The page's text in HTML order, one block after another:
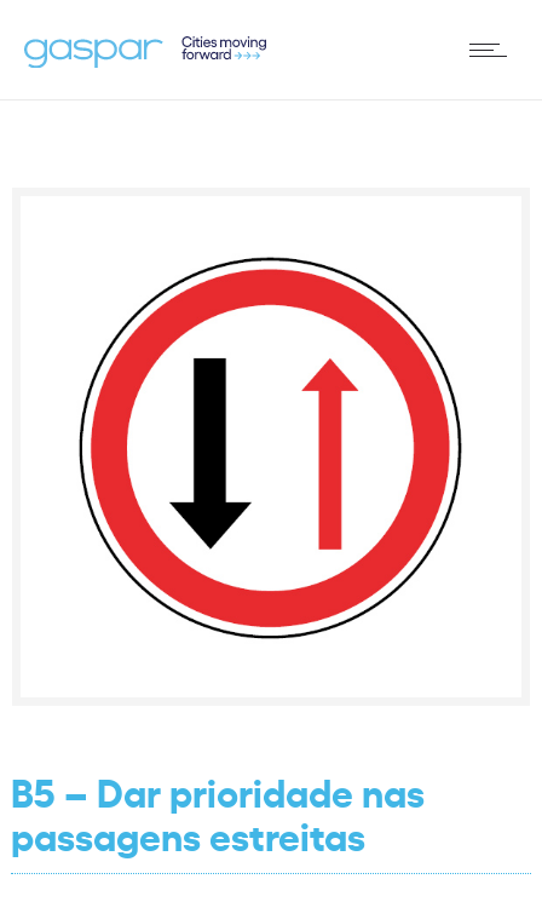
B5 – Dar prioridade nas
passagens estreitas